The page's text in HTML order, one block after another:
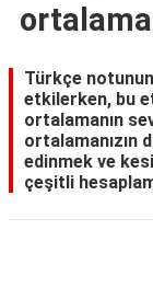
Türkçe
etkilerken, bu
ortalamanın
ortalamanızın
edinmek ve
çeşitli